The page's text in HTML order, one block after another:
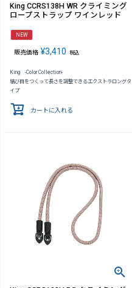
King CCRS138H WR クライミング
ロープストラップ ワインレッド
NEW
販売価格 ¥3,410 税込
King -Color Collection-
結び目をつくって長さを調整できるエクストラロングタ
イプ
カートに入れる